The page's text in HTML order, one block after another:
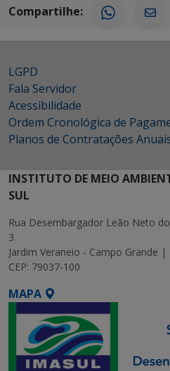
Compartilhe:
LGPD
Fala Servidor
Acessibilidade
Ordem Cronológica de
Planos de Contratações
INSTITUTO DE MEIO
SUL
Rua Desembargador Leão Neto
3
Jardim Veraneio - Campo Grande |
CEP: 79037-100
MAPA